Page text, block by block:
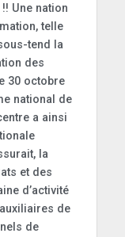
Une nation
telle
tend la
des
30 octobre
national de
a ainsi
la
et des
d’activité
de
de